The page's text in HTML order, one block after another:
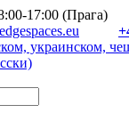
17:00 (Прага)
украинском,